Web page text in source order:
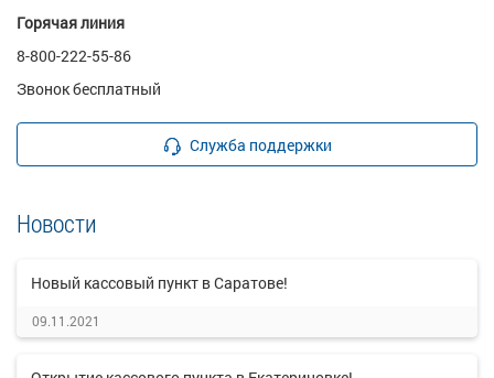
Горячая линия
8-800-222-55-86
Звонок бесплатный
Служба поддержки
Новости
Новый кассовый пункт в Саратове!
09.11.2021